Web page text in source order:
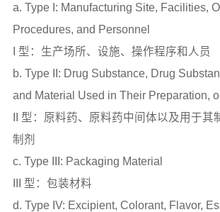
a. Type I: Manufacturing Site, Facilities,
Procedures, and Personnel
I 型：生产场所、设施、操作程序和人员
b. Type II: Drug Substance, Drug
and Material Used in Their Preparation,
II 型：原料药、原料药中间体以及用于其
制剂
c. Type III: Packaging Material
III 型：包装材料
d. Type IV: Excipient, Colorant, Flavor,